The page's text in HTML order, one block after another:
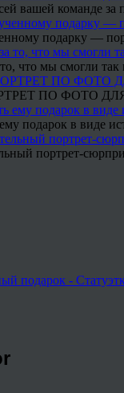
вашей команде за
подарку —
что мы смогли
ПО ФОТО
подарок в виде
портрет-
подарок -